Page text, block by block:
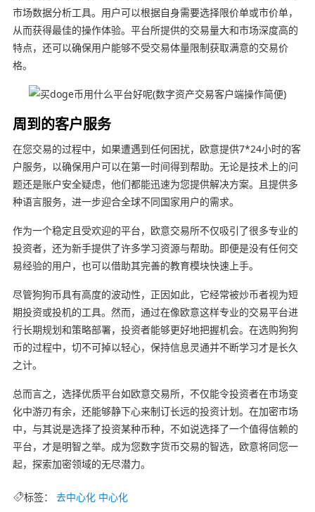
市场数据分析工具。用户可以根据自身需要选择限价单或市价单，
从而获得最佳的操作体验。平台所提供的交易量大和市场深度高的
特点，还可以确保用户能够不受交易体量限制获取满意的交易价
格。
周到的客户服务
在您交易的过程中，如果遭遇到任何困扰，欧意提供7*24小时的客
户服务，以确保用户可以在第一时间得到帮助。无论是技术上的问
题还是账户安全疑虑，他们都能迅速为您提供解决方案。且提供多
种语言服务，进一步迎合全球不同国家用户的需求。
作为一个稳定且受欢迎的平台，欧意交易所不仅吸引了很多专业的
投资者，还为新手提供了许多学习资源与帮助。即便是没有任何交
易经验的用户，也可以借助其完善的教育模块快速上手。
尽管狗狗币具有高度的波动性，正因如此，它经常被炒币者视为短
期投资或投机的工具。然而，通过在像欧意这样专业的交易平台进
行长期规划和策略部署，投资者能够更好地把握机会。在选购狗狗
币的过程中，切不可掉以轻心，保持信息灵通并不断学习才是长久
之计。
总而言之，选择优质平台如欧意交易所，不仅能令投资者在市场变
化中游刃有余，还能够静下心来制订长远的投资计划。在加密市场
中，与其说是选择了投资某种币种，不如说选择了一个值得信赖的
平台，才是明智之举。成为您数字货币交易的智选，欧意将同您一
起，探索加密领域的无尽潜力。
标签： 去中心化 中心化